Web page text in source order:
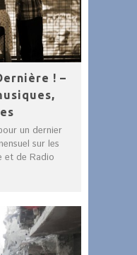
! –
un dernier
sur les
et de Radio